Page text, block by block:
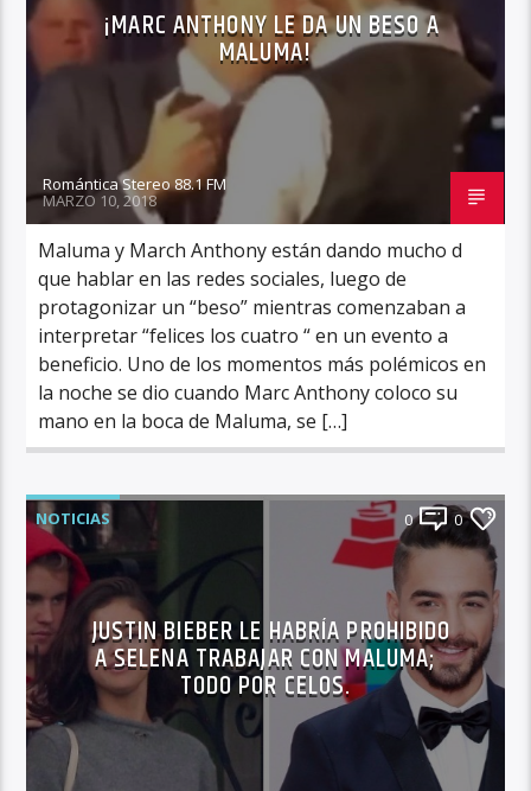
¡MARC ANTHONY LE DA UN BESO A
MALUMA!
Romántica Stereo 88.1 FM
MARZO 10, 2018
Maluma y March Anthony están dando mucho d
que hablar en las redes sociales, luego de
protagonizar un “beso” mientras comenzaban a
interpretar “felices los cuatro “ en un evento a
beneficio. Uno de los momentos más polémicos en
la noche se dio cuando Marc Anthony coloco su
mano en la boca de Maluma, se […]
NOTICIAS 0 0
JUSTIN BIEBER LE HABRÍA PROHIBIDO
A SELENA TRABAJAR CON MALUMA;
TODO POR CELOS.